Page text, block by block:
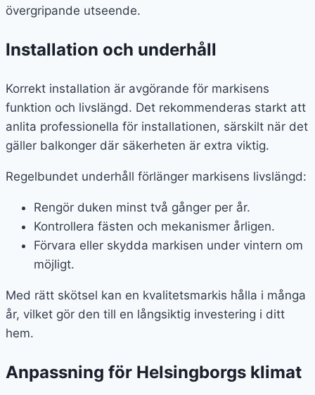
övergripande utseende.
Installation och underhåll
Korrekt installation är avgörande för markisens
funktion och livslängd. Det rekommenderas starkt att
anlita professionella för installationen, särskilt när det
gäller balkonger där säkerheten är extra viktig.
Regelbundet underhåll förlänger markisens livslängd:
Rengör duken minst två gånger per år.
Kontrollera fästen och mekanismer årligen.
Förvara eller skydda markisen under vintern om
möjligt.
Med rätt skötsel kan en kvalitetsmarkis hålla i många
år, vilket gör den till en långsiktig investering i ditt
hem.
Anpassning för Helsingborgs klimat